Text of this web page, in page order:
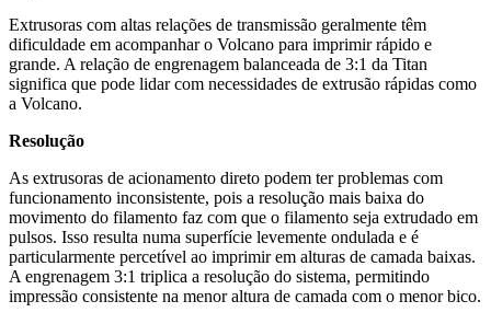
Extrusoras com altas relações de transmissão geralmente têm
dificuldade em acompanhar o Volcano para imprimir rápido e
grande. A relação de engrenagem balanceada de 3:1 da Titan
significa que pode lidar com necessidades de extrusão rápidas como
a Volcano.
Resolução
As extrusoras de acionamento direto podem ter problemas com
funcionamento inconsistente, pois a resolução mais baixa do
movimento do filamento faz com que o filamento seja extrudado em
pulsos. Isso resulta numa superfície levemente ondulada e é
particularmente percetível ao imprimir em alturas de camada baixas.
A engrenagem 3:1 triplica a resolução do sistema, permitindo
impressão consistente na menor altura de camada com o menor bico.